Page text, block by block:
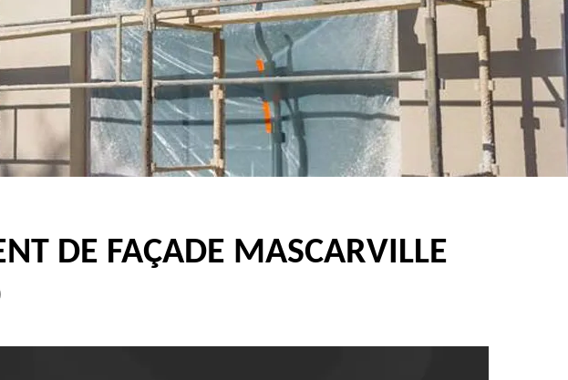
DE FAÇADE MASCARVILLE